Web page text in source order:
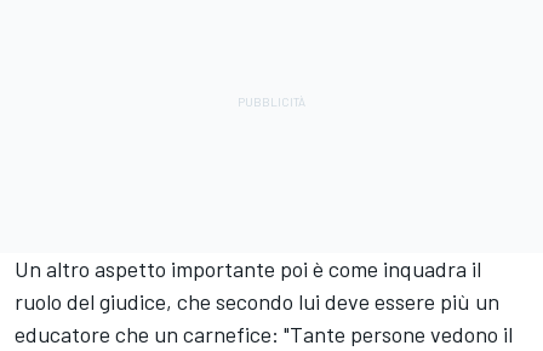
Un altro aspetto importante poi è come inquadra il
ruolo del giudice, che secondo lui deve essere più un
educatore che un carnefice: "Tante persone vedono il